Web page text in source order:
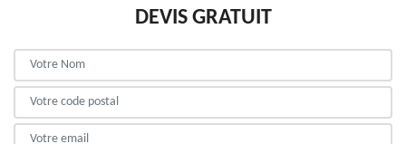
DEVIS GRATUIT